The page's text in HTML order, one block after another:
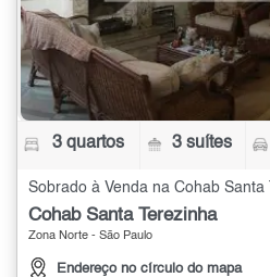
3 quartos 3 suítes
Cohab Santa Terezinha
Zona Norte - São Paulo
Endereço no círculo do mapa